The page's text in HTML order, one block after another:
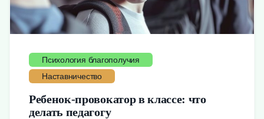
Психология благополучия
Наставничество
Ребенок-провокатор в классе: что
делать педагогу